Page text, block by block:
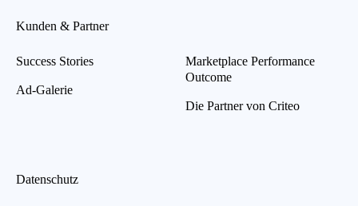
Kunden & Partner
Success Stories
Ad-Galerie
Marketplace Performance
Outcome
Die Partner von Criteo
Datenschutz